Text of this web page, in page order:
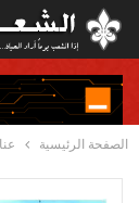
الصفحة الرئيسية